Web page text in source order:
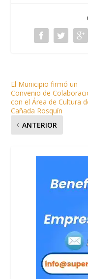
El Municipio firmó un
Convenio de
con el Área de Cultura
Cañada Rosquín
ANTERIOR